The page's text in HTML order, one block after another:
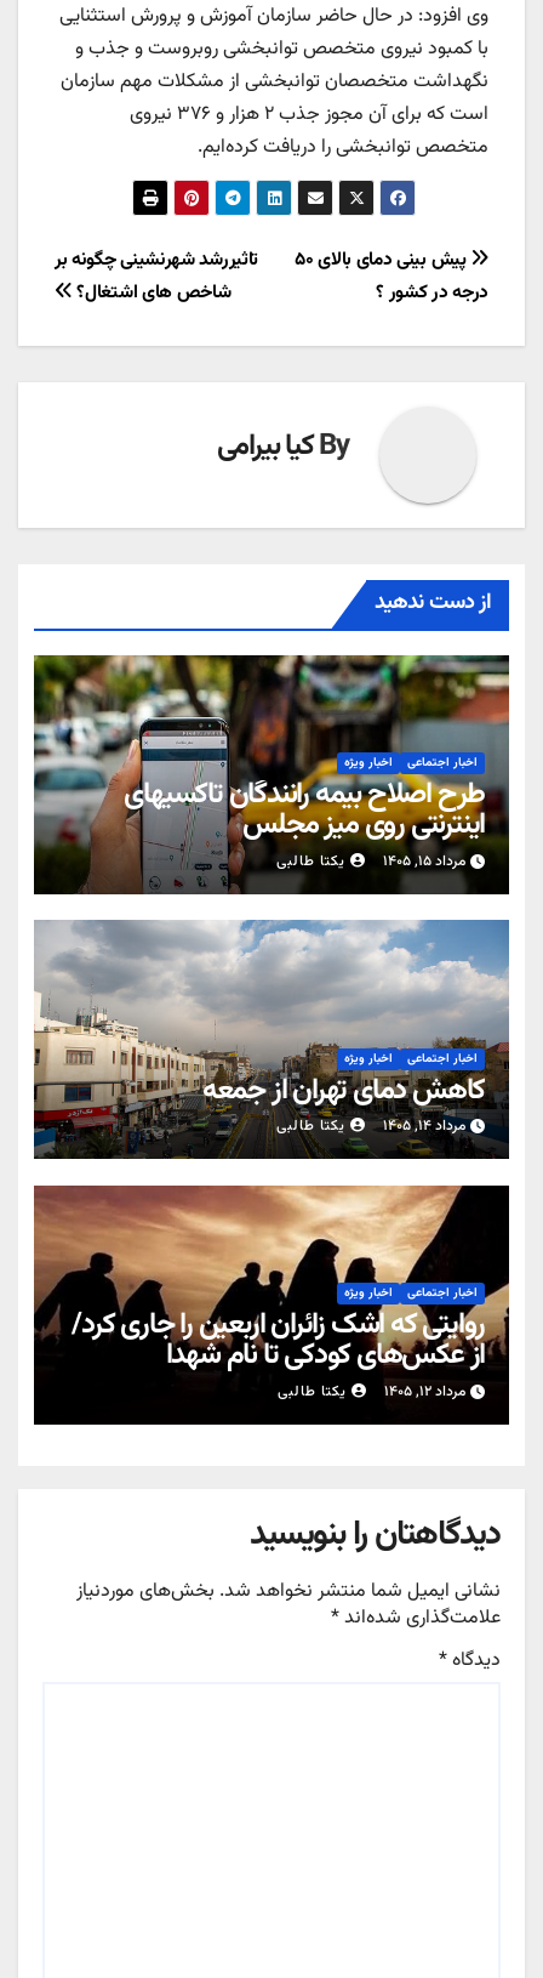
وی افزود: در حال حاضر سازمان آموزش و پرورش استثنایی
با کمبود نیروی متخصص توانبخشی روبروست و جذب و
نگهداشت متخصصان توانبخشی از مشکلات مهم سازمان
است که برای آن مجوز جذب ۲ هزار و ۳۷۶ نیروی
متخصص توانبخشی را دریافت کرده‌ایم.
راهبری
نوشته
تاثیررشد شهرنشینی چگونه بر
شاخص های اشتغال؟
پیش بینی دمای بالای ۵۰
درجه در کشور ؟
Byکیا بیرامی
از دست ندهید
اخبار اجتماعی اخبار ویژه
طرح اصلاح بیمه رانندگان تاکسیهای
اینترنتی روی میز مجلس
مرداد ۱۵, ۱۴۰۵ یکتا طالبی
اخبار اجتماعی اخبار ویژه
کاهش دمای تهران از جمعه
مرداد ۱۴, ۱۴۰۵ یکتا طالبی
اخبار اجتماعی اخبار ویژه
روایتی که اشک زائران اربعین را جاری کرد/
از عکس‌های کودکی تا نام شهدا
مرداد ۱۲, ۱۴۰۵ یکتا طالبی
دیدگاهتان را بنویسید
نشانی ایمیل شما منتشر نخواهد شد. بخش‌های موردنیاز
علامت‌گذاری شده‌اند*
دیدگاه*